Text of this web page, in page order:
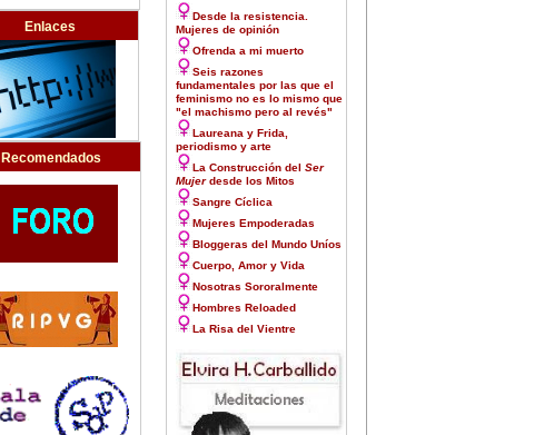
Enlaces
Recomendados
Desde la resistencia.
Mujeres de opinión
Ofrenda a mi muerto
Seis razones
fundamentales por las que el
feminismo no es lo mismo que
"el machismo pero al revés"
Laureana y Frida,
periodismo y arte
La Construcción del Ser
Mujerdesde los Mitos
Sangre Cíclica
Mujeres Empoderadas
Bloggeras del Mundo Uníos
Cuerpo, Amor y Vida
Nosotras Sororalmente
Hombres Reloaded
La Risa del Vientre